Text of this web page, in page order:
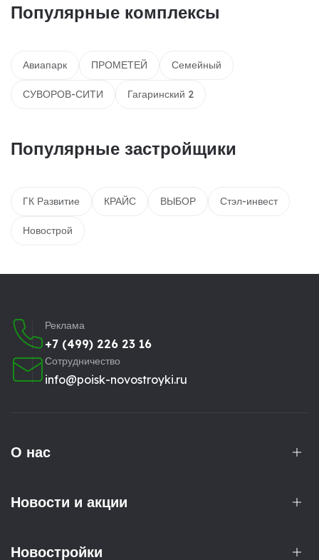
Популярные комплексы
Авиапарк ПРОМЕТЕЙ Семейный
СУВОРОВ-СИТИ Гагаринский 2
Популярные застройщики
ГК Развитие КРАЙС ВЫБОР Стэл-инвест
Новострой
Реклама
+7 (499) 226 23 16
Сотрудничество
info@poisk-novostroyki.ru
О нас
Новости и акции
Новостройки